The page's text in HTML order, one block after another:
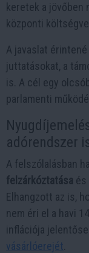
keretek a jövőben
központi
A javaslat érintené
juttatásokat, a
is. A cél egy
parlamenti
adórendszer
A felszólalásban
felzárkóztatása és
Elhangzott az is,
nem éri el a havi
inflációja
vásárlóerejét